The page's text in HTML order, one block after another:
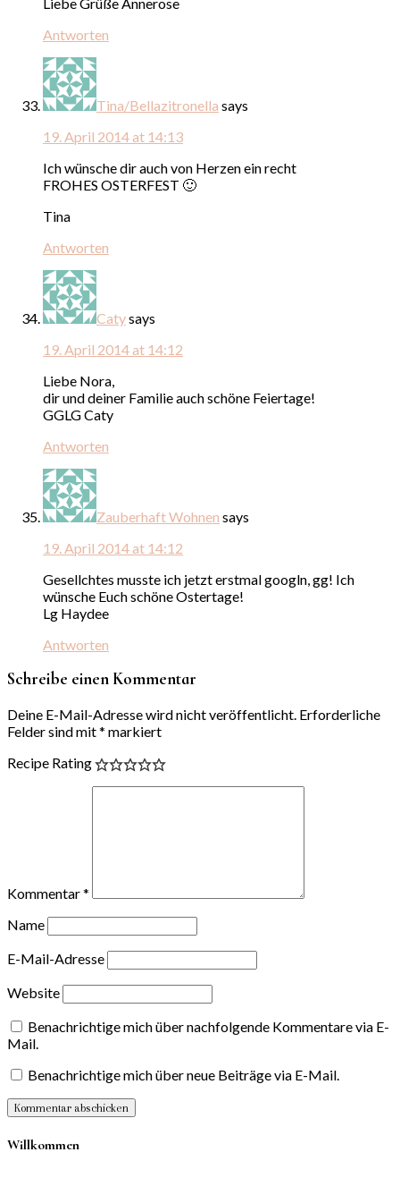
Antworten
Tina/Bellazitronella says
19. April 2014 at 14:13
Ich wünsche dir auch von Herzen ein recht
FROHES OSTERFEST 🙂
Tina
Antworten
Catysays
19. April 2014 at 14:12
Liebe Nora,
dir und deiner Familie auch schöne Feiertage!
GGLG Caty
Antworten
Zauberhaft Wohnen says
19. April 2014 at 14:12
Gesellchtes musste ich jetzt erstmal googln, gg! Ich
wünsche Euch schöne Ostertage!
Lg Haydee
Antworten
Schreibe einen Kommentar
Deine E-Mail-Adresse wird nicht veröffentlicht. Erforderliche
Felder sind mit* markiert
Recipe Rating
Kommentar*
Name
E-Mail-Adresse
Website
Benachrichtige mich über nachfolgende Kommentare via E-
Mail.
Benachrichtige mich über neue Beiträge via E-Mail.
Willkommen